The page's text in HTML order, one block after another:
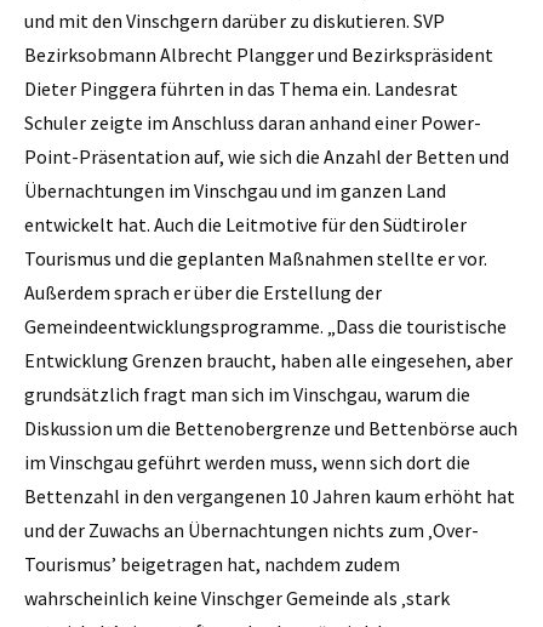
und mit den Vinschgern darüber zu diskutieren. SVP
Bezirksobmann Albrecht Plangger und Bezirkspräsident
Dieter Pinggera führten in das Thema ein. Landesrat
Schuler zeigte im Anschluss daran anhand einer Power-
Point-Präsentation auf, wie sich die Anzahl der Betten und
Übernachtungen im Vinschgau und im ganzen Land
entwickelt hat. Auch die Leitmotive für den Südtiroler
Tourismus und die geplanten Maßnahmen stellte er vor.
Außerdem sprach er über die Erstellung der
Gemeindeentwicklungsprogramme. „Dass die touristische
Entwicklung Grenzen braucht, haben alle eingesehen, aber
grundsätzlich fragt man sich im Vinschgau, warum die
Diskussion um die Bettenobergrenze und Bettenbörse auch
im Vinschgau geführt werden muss, wenn sich dort die
Bettenzahl in den vergangenen 10 Jahren kaum erhöht hat
und der Zuwachs an Übernachtungen nichts zum ‚Over-
Tourismus’ beigetragen hat, nachdem zudem
wahrscheinlich keine Vinschger Gemeinde als ‚stark